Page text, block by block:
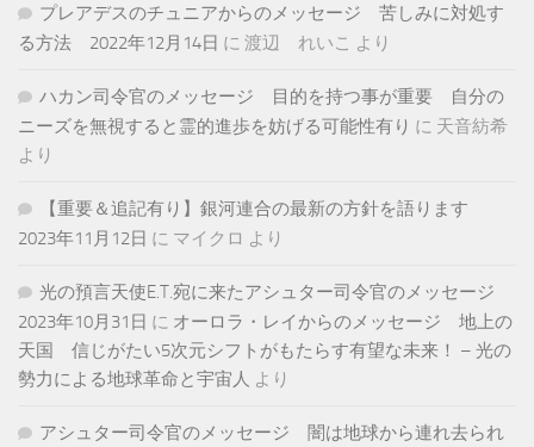
プレアデスのチュニアからのメッセージ 苦しみに対処す
る方法 2022年12月14日 に 渡辺 れいこ より
ハカン司令官のメッセージ 目的を持つ事が重要 自分の
ニーズを無視すると霊的進歩を妨げる可能性有り に 天音紡希
より
【重要＆追記有り】銀河連合の最新の方針を語ります
2023年11月12日 に マイクロ より
光の預言天使E.T.宛に来たアシュター司令官のメッセージ
2023年10月31日 に オーロラ・レイからのメッセージ 地上の
天国 信じがたい5次元シフトがもたらす有望な未来！ – 光の
勢力による地球革命と宇宙人 より
アシュター司令官のメッセージ 闇は地球から連れ去られ